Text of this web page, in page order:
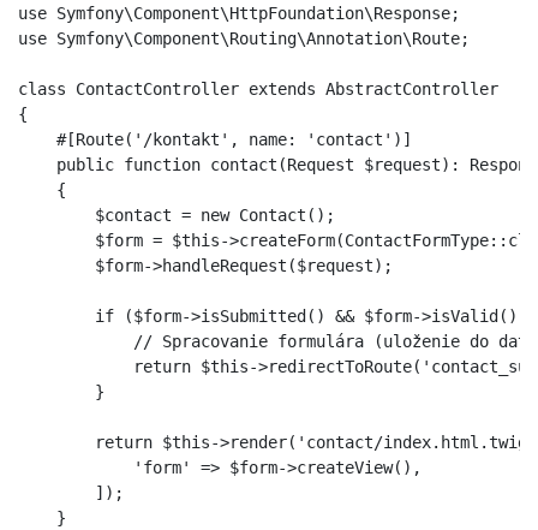
use Symfony\Component\HttpFoundation\Response;
use Symfony\Component\Routing\Annotation\Route;
class ContactController extends AbstractController
{
    #[Route('/kontakt', name: 'contact')]
public function contact(Request $request):
    {
        $contact = new Contact();
$form = $this-
        $form->handleRequest($request);
if ($form->isSubmitted() && $form->isValid())
// Spracovanie formulára (uloženie do
return $this-
        }
return $this->render('contact/
            'form' => $form->createView(),
        ]);
    }